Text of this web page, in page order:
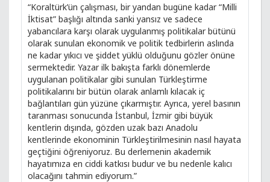
“Koraltürk’ün çalışması, bir yandan bugüne kadar “Milli
İktisat” başlığı altında sanki yansız ve sadece
yabancılara karşı olarak uygulanmış politikalar bütünü
olarak sunulan ekonomik ve politik tedbirlerin aslında
ne kadar yıkıcı ve şiddet yüklü olduğunu gözler önüne
sermektedir. Yazar ilk bakışta farklı dönemlerde
uygulanan politikalar gibi sunulan Türkleştirme
politikalarını bir bütün olarak anlamlı kılacak iç
bağlantıları gün yüzüne çıkarmıştır. Ayrıca, yerel basının
taranması sonucunda İstanbul, İzmir gibi büyük
kentlerin dışında, gözden uzak bazı Anadolu
kentlerinde ekonominin Türkleştirilmesinin nasıl hayata
geçtiğini öğreniyoruz. Bu derlemenin akademik
hayatımıza en ciddi katkısı budur ve bu nedenle kalıcı
olacağını tahmin ediyorum.”